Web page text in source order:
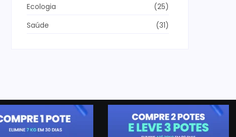
Ecologia
(25)
Saúde
(31)